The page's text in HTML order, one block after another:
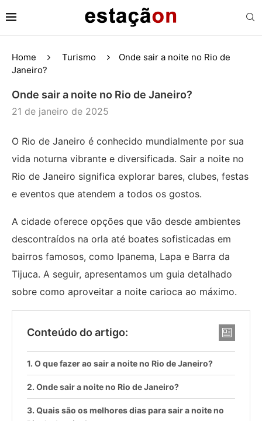
Home Turismo
Onde sair a noite no Rio de
Janeiro?
Onde sair a noite no Rio de Janeiro?
21 de janeiro de 2025
O Rio de Janeiro é conhecido mundialmente por sua
vida noturna vibrante e diversificada. Sair a noite no
Rio de Janeiro significa explorar bares, clubes, festas
e eventos que atendem a todos os gostos.
A cidade oferece opções que vão desde ambientes
descontraídos na orla até boates sofisticadas em
bairros famosos, como Ipanema, Lapa e Barra da
Tijuca. A seguir, apresentamos um guia detalhado
sobre como aproveitar a noite carioca ao máximo.
Conteúdo do artigo:
O que fazer ao sair a noite no Rio de Janeiro?
Onde sair a noite no Rio de Janeiro?
Quais são os melhores dias para sair a noite no